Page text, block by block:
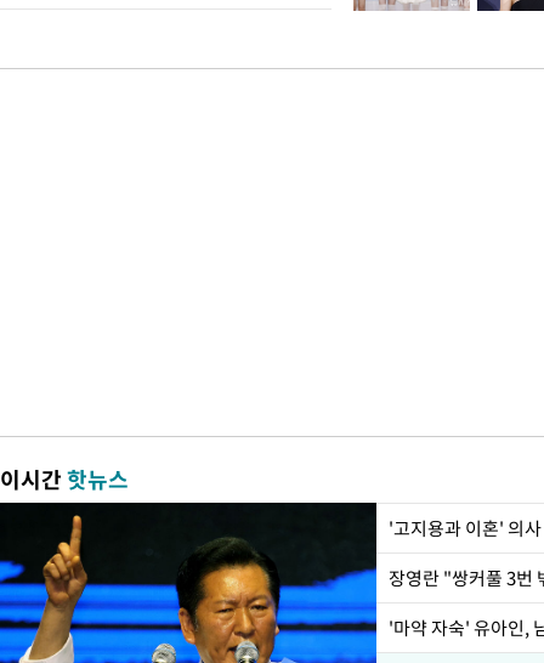
이시간핫뉴스
'고지용과 이혼' 의
'마약 자숙' 유아인,